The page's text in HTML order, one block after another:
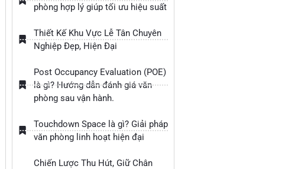
phòng hợp lý giúp tối ưu hiệu suất
Thiết Kế Khu Vực Lễ Tân Chuyên
Nghiệp Đẹp, Hiện Đại
Post Occupancy Evaluation (POE)
là gì? Hướng dẫn đánh giá văn
phòng sau vận hành.
Touchdown Space là gì? Giải pháp
văn phòng linh hoạt hiện đại
Chiến Lược Thu Hút, Giữ Chân